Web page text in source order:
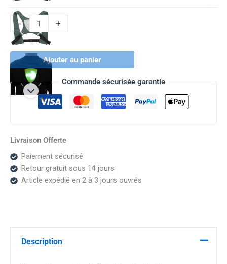
- +
Ajouter au panier
Commande sécurisée garantie
Livraison Offerte
Paiement sécurisé
Retour gratuit sous 14 jours
Article expédié en 2 à 3 jours ouvrés
Description